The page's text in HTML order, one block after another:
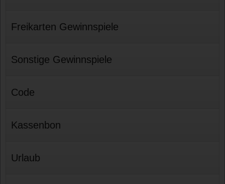
Freikarten Gewinnspiele
Sonstige Gewinnspiele
Code
Kassenbon
Urlaub